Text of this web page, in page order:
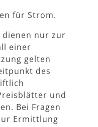
für Strom.
dienen nur zur
einer
gelten
des
und
Bei Fragen
Ermittlung